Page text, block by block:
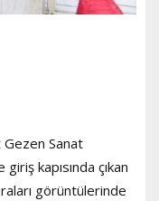
Sanat
kapısında çıkan
görüntülerinde